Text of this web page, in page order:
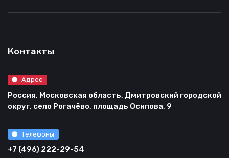
Контакты
Адрес
Россия, Московская область, Дмитровский городской
округ, село Рогачёво, площадь Осипова, 9
Телефоны
+7 (496) 222-29-54